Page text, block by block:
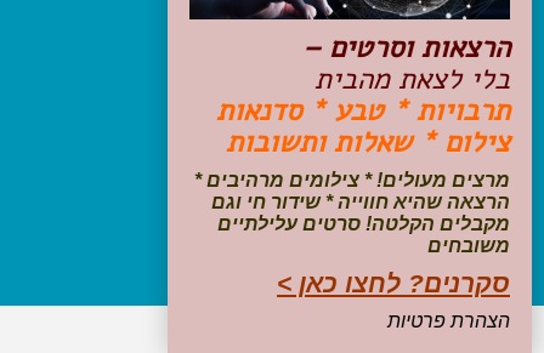
טיפים והמלצות
הכנות לנסיעה
טיולי ג'יפים
טיולים עם ילדים
שייט, הפלגות, קרוזים
עקבו אחרינו בפייסבוק
הרצאות וסרטים –
בלי לצאת מהבית
תרבויות * טבע * סדנאות
צילום * שאלות ותשובות
מרצים מעולים! * צילומים מרהיבים *
הרצאה שהיא חווייה * שידור חי וגם
מקבלים הקלטה! סרטים עלילתיים
משובחים
סקרנים? לחצו כאן >
הצהרת פרטיות